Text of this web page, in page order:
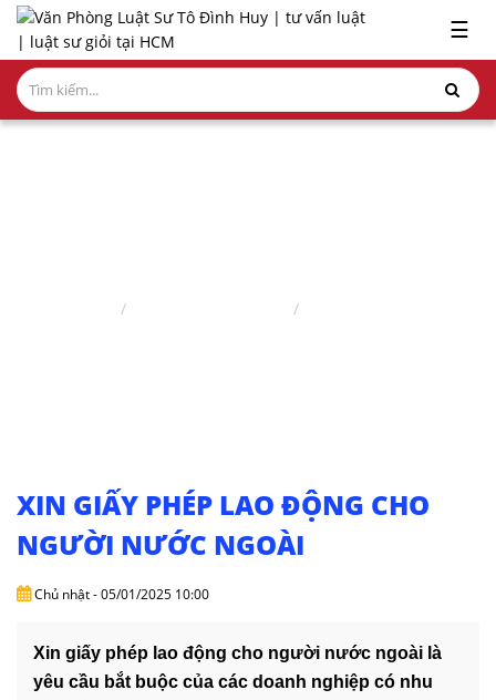
x
GIỚI
THIỆU
DỊCH
VĂN
BẢN
THỦ
TỤC
☰
XIN GIẤY PHÉP LAO ĐỘNG CHO
NGƯỜI NƯỚC NGOÀI
Chủ nhật - 05/01/2025 10:00
Xin giấy phép lao động cho người nước ngoài là
yêu cầu bắt buộc của các doanh nghiệp có nhu